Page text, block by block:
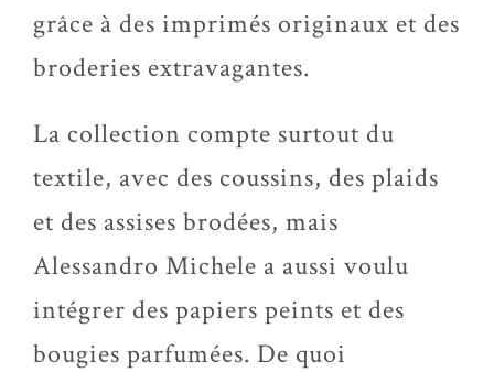
grâce à des imprimés originaux et des
broderies extravagantes.
La collection compte surtout du
textile, avec des coussins, des plaids
et des assises brodées, mais
Alessandro Michele a aussi voulu
intégrer des papiers peints et des
bougies parfumées. De quoi